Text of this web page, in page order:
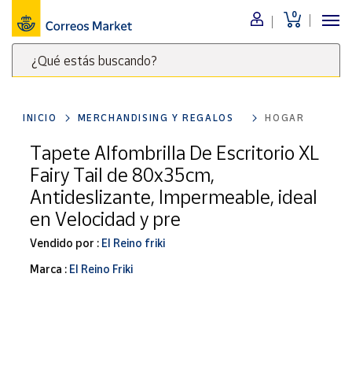
0
¿Qué estás buscando?
clave
para
buscar
productos
Correos
Market
Menú
Nuestro
catálogo
Alimentación
Bebidas
Ocio y cultura
Juguetes y
juegos
Libros y
INICIO MERCHANDISING Y REGALOS HOGAR
Tapete Alfombrilla De Escritorio XL
Fairy Tail de 80x35cm,
Antideslizante, Impermeable, ideal
en Velocidad y pre
Vendido por : El Reino friki
Marca : El Reino Friki